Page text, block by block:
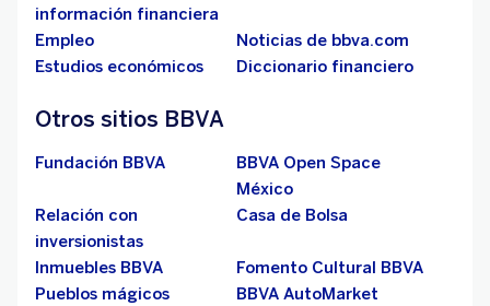
información financiera
Empleo
Noticias de bbva.com
Estudios económicos
Diccionario financiero
Otros sitios BBVA
Fundación BBVA
BBVA Open Space
México
Relación con
inversionistas
Casa de Bolsa
Inmuebles BBVA
Fomento Cultural BBVA
Pueblos mágicos
BBVA AutoMarket